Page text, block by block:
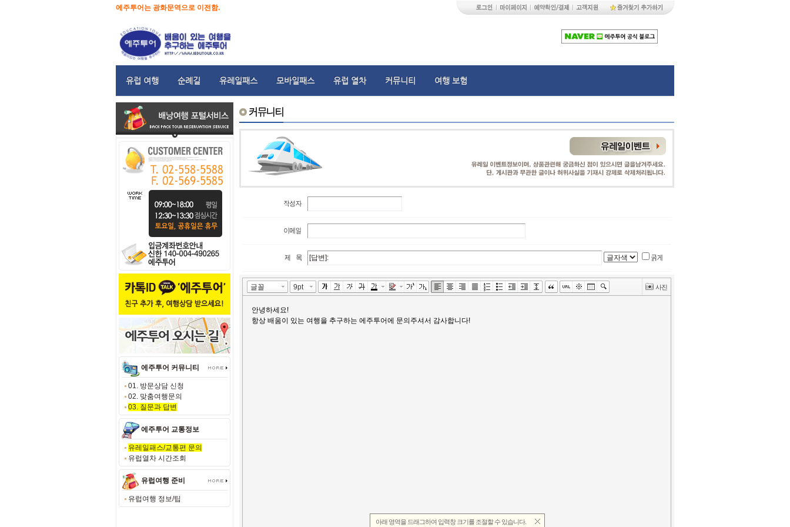
에주투어는 광화문역으로 이전함.
유럽 여행 순례길 유레일패스 모바일패스 유럽 열차 커뮤니티 여행 보험
에주투어 커뮤니티
01. 방문상담 신청
02. 맞춤여행문의
03. 질문과 답변
에주투어 교통정보
유레일패스/교통편 문의
유럽열차 시간조회
유럽여행 준비
유럽여행 정보/팁